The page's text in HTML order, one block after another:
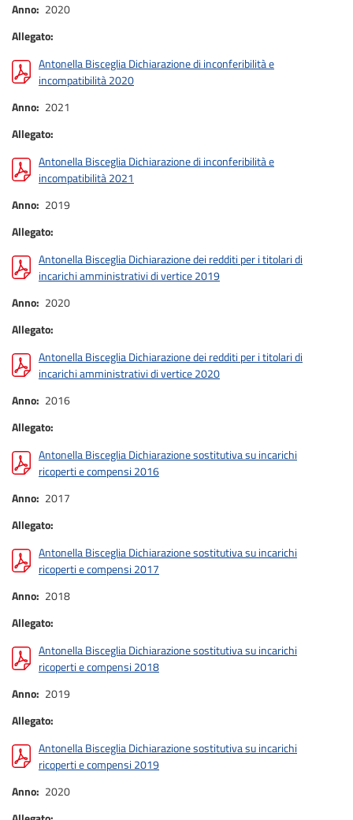
Anno 2020
Allegato
Antonella Bisceglia Dichiarazione di inconferibilità e
incompatibilità 2020
Anno 2021
Allegato
Antonella Bisceglia Dichiarazione di inconferibilità e
incompatibilità 2021
Anno 2019
Allegato
Antonella Bisceglia Dichiarazione dei redditi per i titolari di
incarichi amministrativi di vertice 2019
Anno 2020
Allegato
Antonella Bisceglia Dichiarazione dei redditi per i titolari di
incarichi amministrativi di vertice 2020
Anno 2016
Allegato
Antonella Bisceglia Dichiarazione sostitutiva su incarichi
ricoperti e compensi 2016
Anno 2017
Allegato
Antonella Bisceglia Dichiarazione sostitutiva su incarichi
ricoperti e compensi 2017
Anno 2018
Allegato
Antonella Bisceglia Dichiarazione sostitutiva su incarichi
ricoperti e compensi 2018
Anno 2019
Allegato
Antonella Bisceglia Dichiarazione sostitutiva su incarichi
ricoperti e compensi 2019
Anno 2020